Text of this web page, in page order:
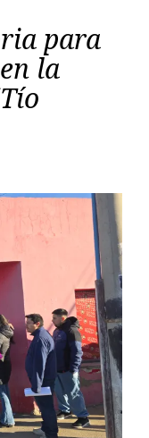
para
la